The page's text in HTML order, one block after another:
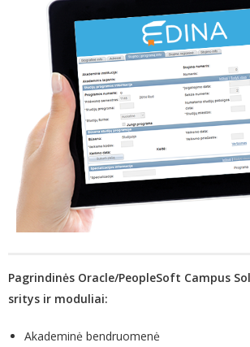
Pagrindinės Oracle/PeopleSoft Campus
sritys ir moduliai:
Akademinė bendruomenė